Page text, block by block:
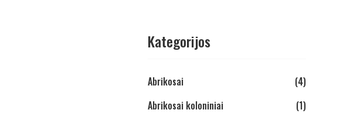
Kategorijos
Abrikosai
(4)
Abrikosai koloniniai
(1)